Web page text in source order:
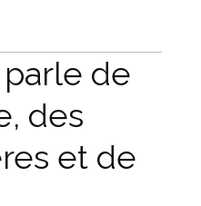
de
des
et de